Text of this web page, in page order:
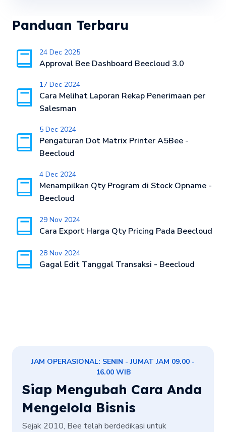
Panduan Terbaru
24 Dec 2025
Approval Bee Dashboard Beecloud 3.0
17 Dec 2024
Cara Melihat Laporan Rekap Penerimaan per
Salesman
5 Dec 2024
Pengaturan Dot Matrix Printer A5Bee -
Beecloud
4 Dec 2024
Menampilkan Qty Program di Stock Opname -
Beecloud
29 Nov 2024
Cara Export Harga Qty Pricing Pada Beecloud
28 Nov 2024
Gagal Edit Tanggal Transaksi - Beecloud
JAM OPERASIONAL: SENIN - JUMAT JAM 09.00 -
16.00 WIB
Siap Mengubah Cara Anda
Mengelola Bisnis
Sejak 2010, Bee telah berdedikasi untuk